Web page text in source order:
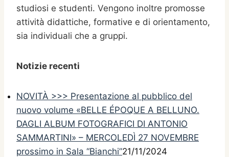
studiosi e studenti. Vengono inoltre promosse
attività didattiche, formative e di orientamento,
sia individuali che a gruppi.
Notizie recenti
NOVITÀ >>> Presentazione al pubblico del
nuovo volume «BELLE ÉPOQUE A BELLUNO.
DAGLI ALBUM FOTOGRAFICI DI ANTONIO
SAMMARTINI» – MERCOLEDÌ 27 NOVEMBRE
prossimo in Sala “Bianchi”21/11/2024